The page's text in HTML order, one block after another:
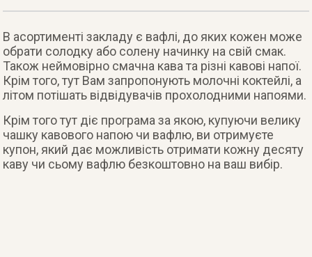
В асортименті закладу є вафлі, до яких кожен може
обрати солодку або солену начинку на свій смак.
Також неймовірно смачна кава та різні кавові напої.
Крім того, тут Вам запропонують молочні коктейлі, а
літом потішать відвідувачів прохолодними напоями.
Крім того тут діє програма за якою, купуючи велику
чашку кавового напою чи вафлю, ви отримуєте
купон, який дає можливість отримати кожну десяту
каву чи сьому вафлю безкоштовно на ваш вибір.